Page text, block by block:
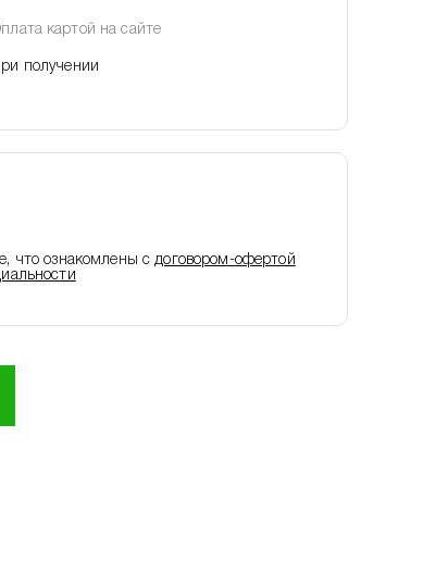
картой на сайте
получении
что ознакомлены с договором-офертой